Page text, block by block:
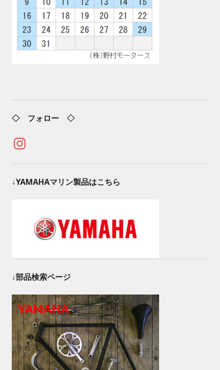
◇ フォロー ◇
Instagram
↓YAMAHAマリン製品はこちら
↓部品検索ページ